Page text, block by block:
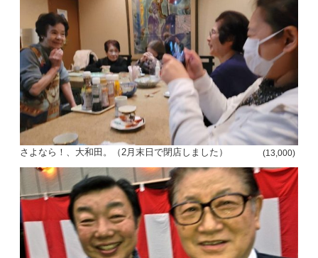
さよなら！、大和田。（2月末日で閉店しました） (13,000)